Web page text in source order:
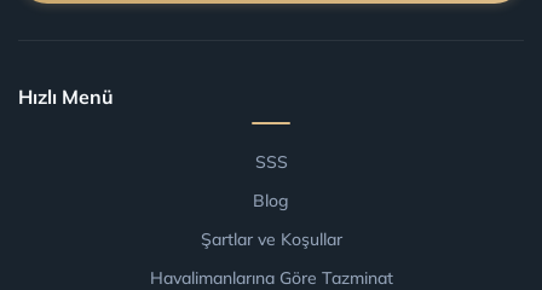
Hızlı Menü
SSS
Blog
Şartlar ve Koşullar
Havalimanlarına Göre Tazminat